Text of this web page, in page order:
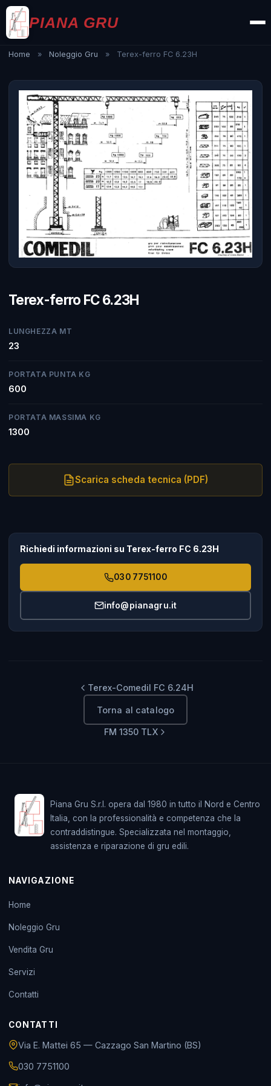
PIANA GRU
Home » Noleggio Gru » Terex-ferro FC 6.23H
Terex-ferro FC 6.23H
LUNGHEZZA MT
23
PORTATA PUNTA KG
600
PORTATA MASSIMA KG
1300
Scarica scheda tecnica (PDF)
Richiedi informazioni su Terex-ferro FC 6.23H
030 7751100
info@pianagru.it
Terex-Comedil FC 6.24H
Torna al catalogo
FM 1350 TLX
Piana Gru S.r.l. opera dal 1980 in tutto il Nord e Centro
Italia, con la professionalità e competenza che la
contraddistingue. Specializzata nel montaggio,
assistenza e riparazione di gru edili.
NAVIGAZIONE
Home
Noleggio Gru
Vendita Gru
Servizi
Contatti
CONTATTI
Via E. Mattei 65 — Cazzago San Martino (BS)
030 7751100